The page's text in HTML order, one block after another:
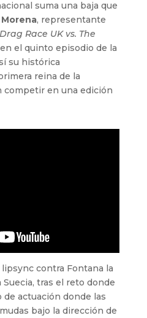
suma una baja que
, representante
Race UK vs. The
el quinto episodio de la
su histórica
reina de la
competir en una edición
contra Fontana la
tras el reto donde
actuación donde las
bajo la dirección de